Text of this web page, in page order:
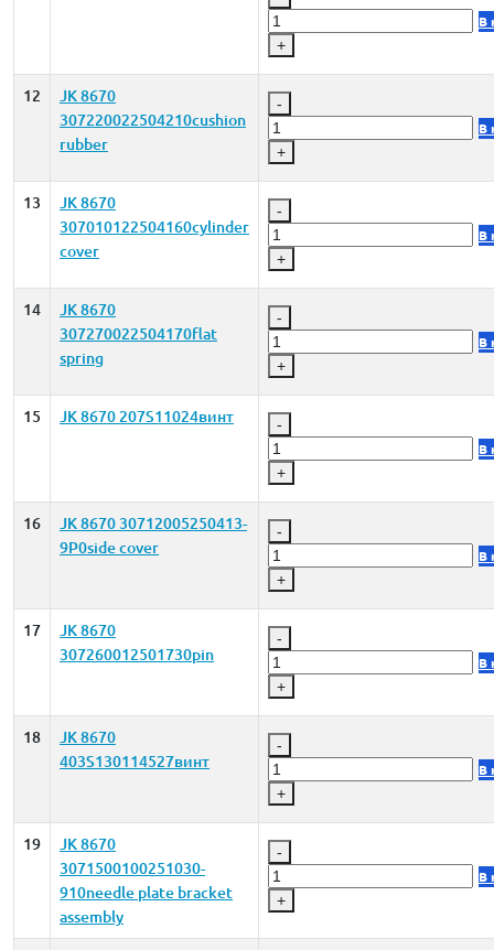
+
В
12
JK 8670
307220022504210cushion
rubber
-
+
В
13
JK 8670
307010122504160cylinder
cover
-
+
В
14
JK 8670
307270022504170flat
spring
-
+
В
15 JK 8670 207S11024винт -
+
В
16
JK 8670 30712005250413-
9P0side cover
-
+
В
17
JK 8670
307260012501730pin
-
+
В
18
JK 8670
403S130114527винт
-
+
В
19
JK 8670
3071500100251030-
910needle plate bracket
assembly
-
+
В